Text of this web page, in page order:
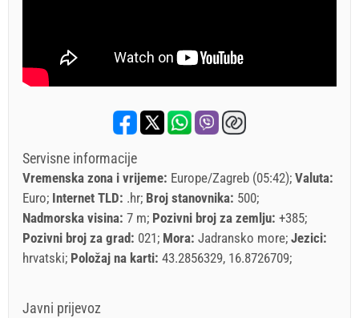
Servisne informacije
Vremenska zona i vrijeme: Europe/Zagreb (05:42) Valuta:
Euro Internet TLD: .hr Broj stanovnika: 500
Nadmorska visina: 7 m Pozivni broj za zemlju: +385
Pozivni broj za grad: 021 Mora: Jadransko more Jezici:
hrvatski Položaj na karti: 43.2856329, 16.8726709
Javni prijevoz